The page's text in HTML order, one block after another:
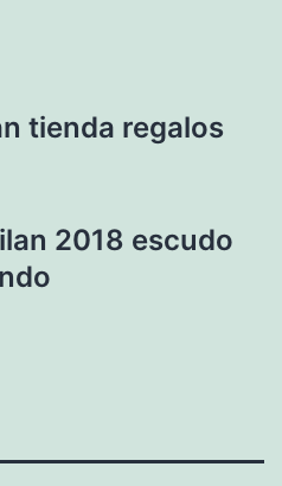
tienda regalos
2018 escudo